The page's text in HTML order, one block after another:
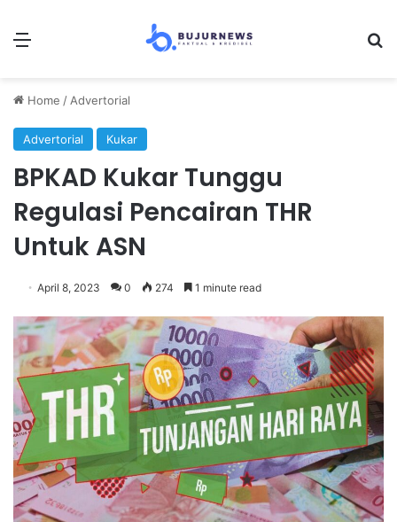
Menu
Home / Advertorial
Advertorial Kukar
BPKAD Kukar Tunggu
Regulasi Pencairan THR
Untuk ASN
April 8, 2023 0 274 1 minute read